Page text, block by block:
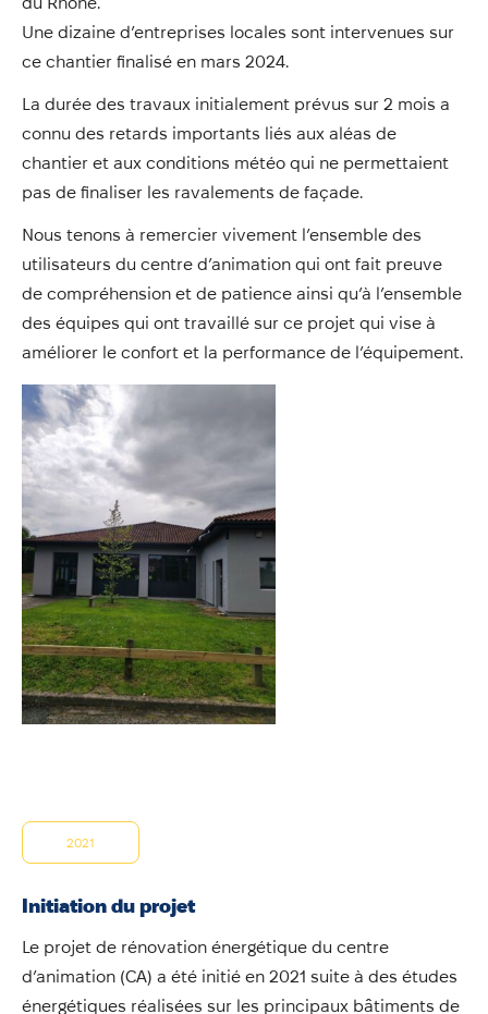
Une dizaine d’entreprises locales sont intervenues sur
ce chantier finalisé en mars 2024.
La durée des travaux initialement prévus sur 2 mois a
connu des retards importants liés aux aléas de
chantier et aux conditions météo qui ne permettaient
pas de finaliser les ravalements de façade.
Nous tenons à remercier vivement l’ensemble des
utilisateurs du centre d’animation qui ont fait preuve
de compréhension et de patience ainsi qu’à l’ensemble
des équipes qui ont travaillé sur ce projet qui vise à
améliorer le confort et la performance de l’équipement.
2021
Initiation du projet
Le projet de rénovation énergétique du centre
d’animation (CA) a été initié en 2021 suite à des études
énergétiques réalisées sur les principaux bâtiments de